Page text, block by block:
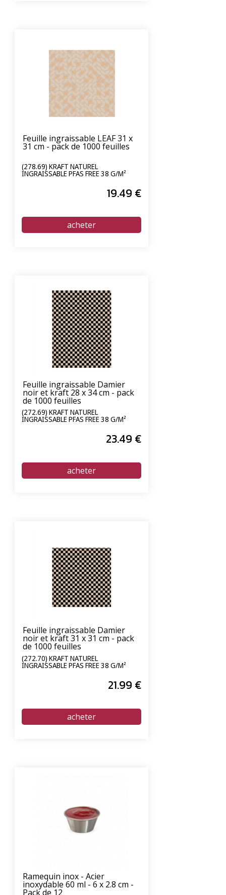
Feuille ingraissable LEAF 31 x
31 cm - pack de 1000 feuilles
(278.69) KRAFT NATUREL
INGRAISSABLE PFAS FREE 38 G/M²
19.49 €
Feuille ingraissable Damier
noir et kraft 28 x 34 cm - pack
de 1000 feuilles
(272.69) KRAFT NATUREL
INGRAISSABLE PFAS FREE 38 G/M²
23.49 €
Feuille ingraissable Damier
noir et kraft 31 x 31 cm - pack
de 1000 feuilles
(272.70) KRAFT NATUREL
INGRAISSABLE PFAS FREE 38 G/M²
21.99 €
Ramequin inox - Acier
inoxydable 60 ml - 6 x 2.8 cm -
Pack de 12